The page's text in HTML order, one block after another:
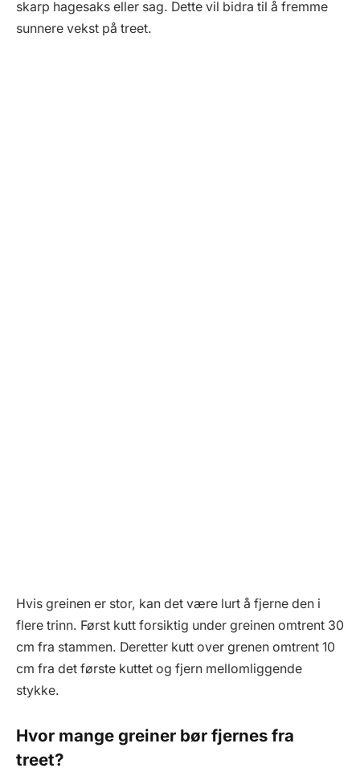
skarp hagesaks eller sag. Dette vil bidra til å fremme
sunnere vekst på treet.
Hvis greinen er stor, kan det være lurt å fjerne den i
flere trinn. Først kutt forsiktig under greinen omtrent 30
cm fra stammen. Deretter kutt over grenen omtrent 10
cm fra det første kuttet og fjern mellomliggende
stykke.
Hvor mange greiner bør fjernes fra
treet?